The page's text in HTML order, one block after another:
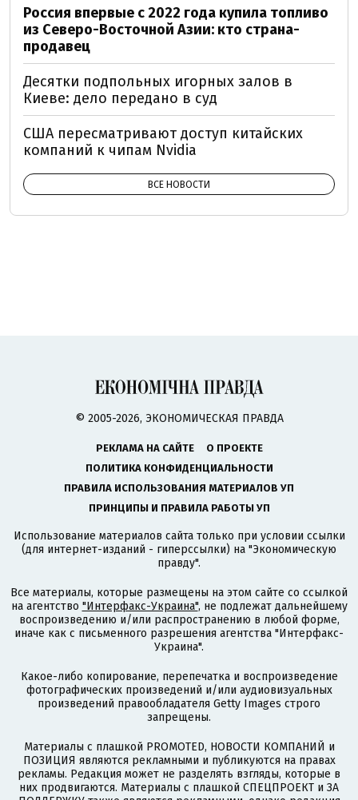
Россия впервые с 2022 года купила топливо
из Северо-Восточной Азии: кто страна-
продавец
Десятки подпольных игорных залов в
Киеве: дело передано в суд
США пересматривают доступ китайских
компаний к чипам Nvidia
ВСЕ НОВОСТИ
© 2005-2026, ЭКОНОМИЧЕСКАЯ ПРАВДА
РЕКЛАМА НА САЙТЕ
О ПРОЕКТЕ
ПОЛИТИКА КОНФИДЕНЦИАЛЬНОСТИ
ПРАВИЛА ИСПОЛЬЗОВАНИЯ МАТЕРИАЛОВ УП
ПРИНЦИПЫ И ПРАВИЛА РАБОТЫ УП
Использование материалов сайта только при условии ссылки
(для интернет-изданий - гиперссылки) на "Экономическую
правду".
Все материалы, которые размещены на этом сайте со ссылкой
на агентство "Интерфакс-Украина", не подлежат дальнейшему
воспроизведению и/или распространению в любой форме,
иначе как с письменного разрешения агентства "Интерфакс-
Украина".
Какое-либо копирование, перепечатка и воспроизведение
фотографических произведений и/или аудиовизуальных
произведений правообладателя Getty Images строго
запрещены.
Материалы с плашкой PROMOTED, НОВОСТИ КОМПАНИЙ и
ПОЗИЦИЯ являются рекламными и публикуются на правах
рекламы. Редакция может не разделять взгляды, которые в
них продвигаются. Материалы с плашкой СПЕЦПРОЕКТ и ЗА